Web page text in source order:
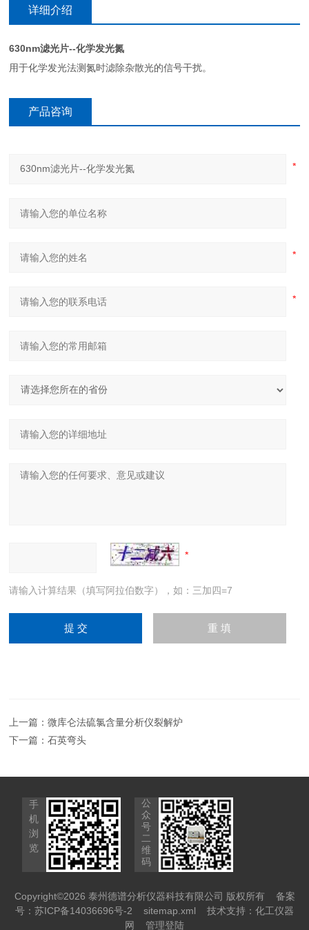
详细介绍
630nm滤光片--化学发光氮
用于化学发光法测氮时滤除杂散光的信号干扰。
产品咨询
请输入计算结果（填写阿拉伯数字），如：三加四=7
上一篇：微库仑法硫氯含量分析仪裂解炉
下一篇：石英弯头
手
机
浏
览
公
众
号
二
维
码
Copyright©2026 泰州德谱分析仪器科技有限公司 版权所有 备案
号：苏ICP备14036696号-2
sitemap.xml 技术支持： 化工仪器
网
管理登陆